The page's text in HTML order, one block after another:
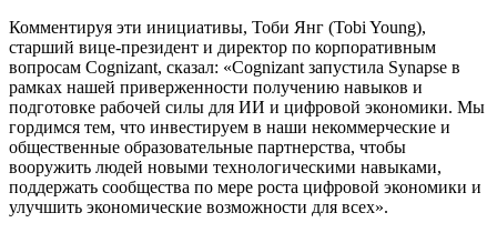
Комментируя эти инициативы, Тоби Янг (Tobi Young),
старший вице-президент и директор по корпоративным
вопросам Cognizant, сказал: «Cognizant запустила Synapse в
рамках нашей приверженности получению навыков и
подготовке рабочей силы для ИИ и цифровой экономики. Мы
гордимся тем, что инвестируем в наши некоммерческие и
общественные образовательные партнерства, чтобы
вооружить людей новыми технологическими навыками,
поддержать сообщества по мере роста цифровой экономики и
улучшить экономические возможности для всех».